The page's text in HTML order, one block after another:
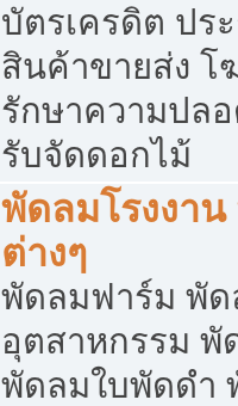
บัตรเครดิต ปร
สินค้าขายส่ง
รักษาความปล
รับจัดดอกไม้
พัดลมโรงงา
ต่างๆ
พัดลมฟาร์ม พัด
อุตสาหกรรม
พัดลมใบพัดดำ